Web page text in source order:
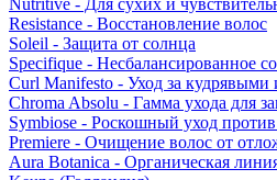
Nutritive - Для сухих и
Resistance - Восстановление волос
Soleil - Защита от солнца
Specifique - Несбалансированное
Curl Manifesto - Уход за
Chroma Absolu - Гамма ухода для
Symbiose - Роскошный уход
Premiere - Очищение волос от
Aura Botanica - Органическая